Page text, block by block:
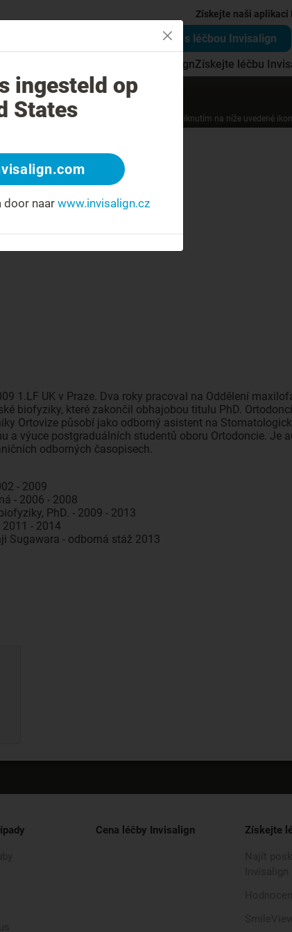
Získejte naši aplikaci
Začněte s léčbou Invisalign
Cena léčby InvisalignZískejte léčbu
Kliknutím na níže uvedené
lékařem
1.LF UK v Praze. Dva roky pracoval na Oddělení
biofyziky, které zakončil obhajobou titulu PhD.
Ortovize působí jako odborný asistent na
a výuce postgraduálních studentů oboru Ortodoncie. Je
odborných časopisech.
- 2009
- 2006 - 2008
PhD. - 2009 - 2013
- 2014
Sugawara - odborná stáž 2013
Cena léčby Invisalign Získejte
ingesteld op
States
door naar www.invisalign.cz